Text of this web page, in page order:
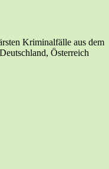
Kri­mi­nal­fäl­le aus dem
Öster­reich